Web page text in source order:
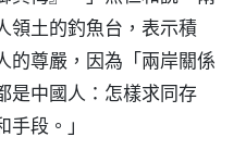
領土的釣魚台，表示積
的尊嚴，因為「兩岸關係
是中國人：怎樣求同存
段。」